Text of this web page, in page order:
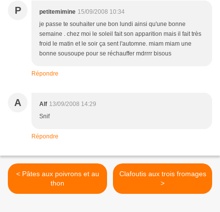
P petitemimine 15/09/2008 10:34
je passe te souhaiter une bon lundi ainsi qu'une bonne
semaine . chez moi le soleil fait son apparition mais il fait très
froid le matin et le soir ça sent l'automne. miam miam une
bonne sousoupe pour se réchauffer mdrrrr bisous
Répondre
A Alf 13/09/2008 14:29
Snif
Répondre
< Pâtes aux poivrons et au
thon
Clafoutis aux trois fromages
>